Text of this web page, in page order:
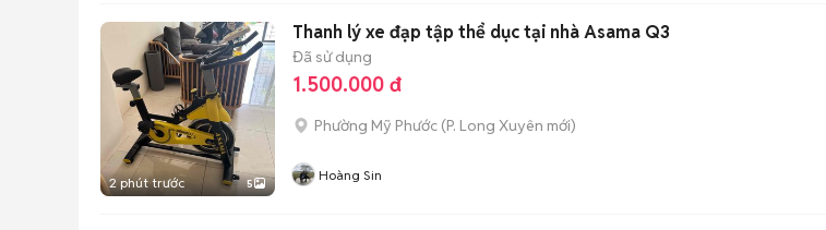
2 phút trước 5
Thanh lý xe đạp tập thể dục tại nhà Asama Q3
Đã sử dụng
1.500.000 đ
Phường Mỹ Phước (P. Long Xuyên mới)
Hoàng Sin